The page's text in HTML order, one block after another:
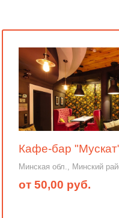
Кафе-бар
Минская обл., Минский
от 50,00 руб.